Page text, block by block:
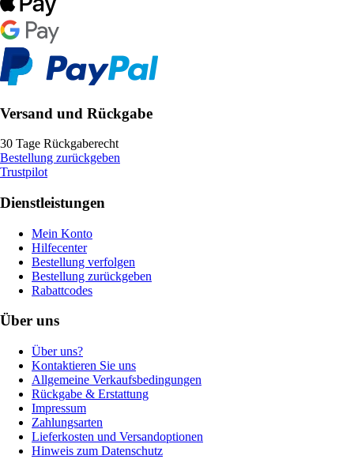
Versand und Rückgabe
30 Tage Rückgaberecht
Bestellung zurückgeben
Trustpilot
Dienstleistungen
Mein Konto
Hilfecenter
Bestellung verfolgen
Bestellung zurückgeben
Rabattcodes
Über uns
Über uns?
Kontaktieren Sie uns
Allgemeine Verkaufsbedingungen
Rückgabe & Erstattung
Impressum
Zahlungsarten
Lieferkosten und Versandoptionen
Hinweis zum Datenschutz